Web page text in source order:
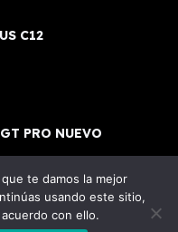
C12
PRO NUEVO
te damos la mejor
usando este sitio,
con ello.